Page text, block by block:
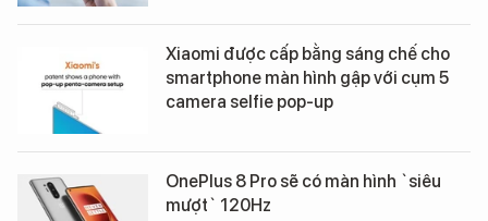
Xiaomi được cấp bằng sáng chế cho
smartphone màn hình gập với cụm 5
camera selfie pop-up
OnePlus 8 Pro sẽ có màn hình `siêu
mượt` 120Hz